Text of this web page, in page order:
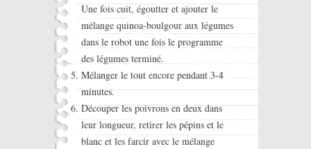
Une fois cuit, égoutter et ajouter le
mélange quinoa-boulgour aux légumes
dans le robot une fois le programme
des légumes terminé.
Mélanger le tout encore pendant 3-4
minutes.
Découper les poivrons en deux dans
leur longueur, retirer les pépins et le
blanc et les farcir avec le mélange